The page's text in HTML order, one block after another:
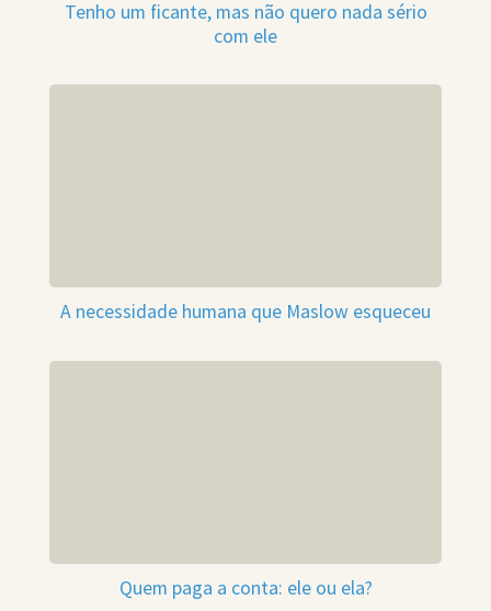
Tenho um ficante, mas não quero nada sério
com ele
A necessidade humana que Maslow esqueceu
Quem paga a conta: ele ou ela?